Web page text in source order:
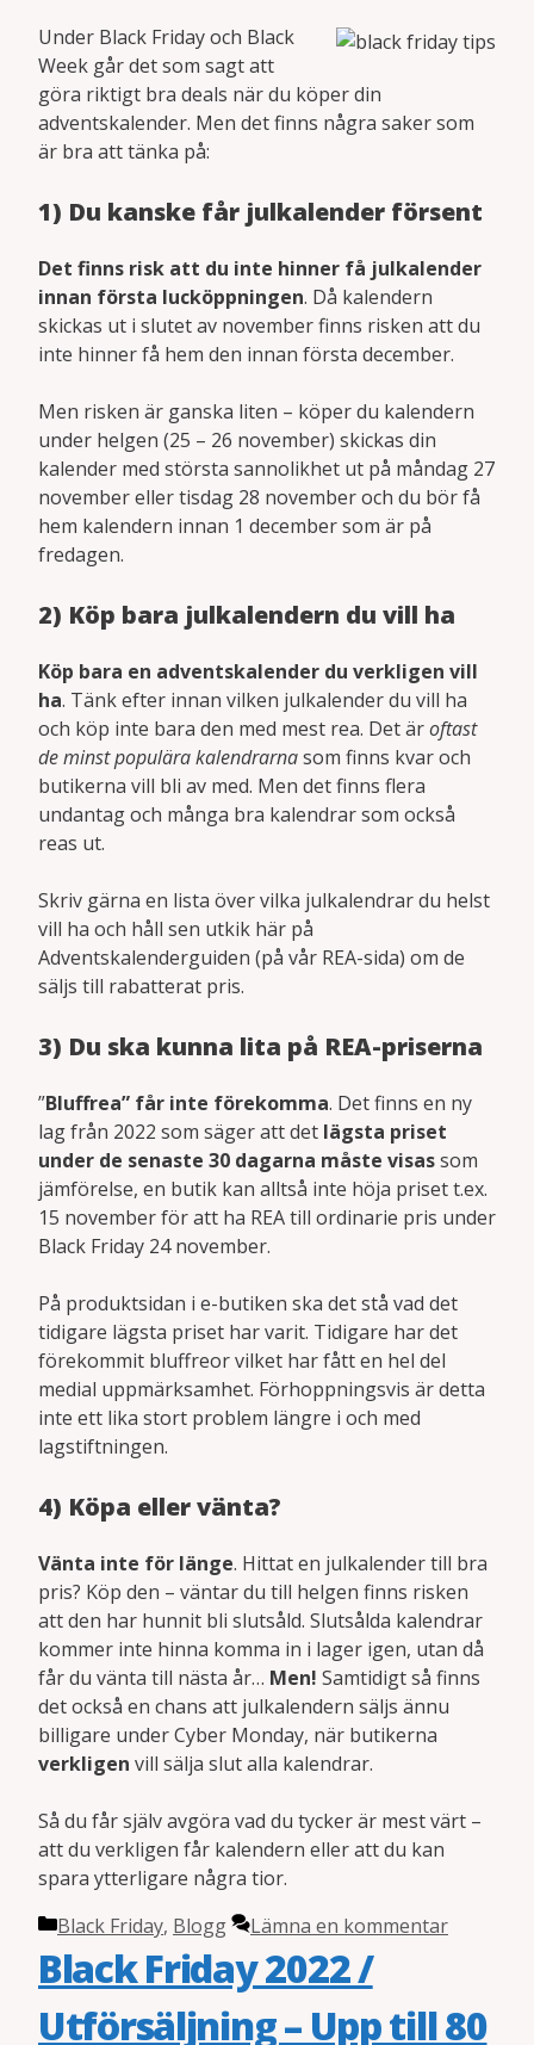
Under Black Friday och Black
Week går det som sagt att
göra riktigt bra deals när du köper din
adventskalender. Men det finns några saker som
är bra att tänka på:
1) Du kanske får julkalender försent
Det finns risk att du inte hinner få julkalender
innan första lucköppningen. Då kalendern
skickas ut i slutet av november finns risken att du
inte hinner få hem den innan första december.
Men risken är ganska liten – köper du kalendern
under helgen (25 – 26 november) skickas din
kalender med största sannolikhet ut på måndag 27
november eller tisdag 28 november och du bör få
hem kalendern innan 1 december som är på
fredagen.
2) Köp bara julkalendern du vill ha
Köp bara en adventskalender du verkligen vill
ha. Tänk efter innan vilken julkalender du vill ha
och köp inte bara den med mest rea. Det äroftast
de minst populära kalendrarnasom finns kvar och
butikerna vill bli av med. Men det finns flera
undantag och många bra kalendrar som också
reas ut.
Skriv gärna en lista över vilka julkalendrar du helst
vill ha och håll sen utkik här på
Adventskalenderguiden (på vår REA-sida) om de
säljs till rabatterat pris.
3) Du ska kunna lita på REA-priserna
”Bluffrea” får inte förekomma. Det finns en ny
lag från 2022 som säger att det lägsta priset
under de senaste 30 dagarna måste visassom
jämförelse, en butik kan alltså inte höja priset t.ex.
15 november för att ha REA till ordinarie pris under
Black Friday 24 november.
På produktsidan i e-butiken ska det stå vad det
tidigare lägsta priset har varit. Tidigare har det
förekommit bluffreor vilket har fått en hel del
medial uppmärksamhet. Förhoppningsvis är detta
inte ett lika stort problem längre i och med
lagstiftningen.
4) Köpa eller vänta?
Vänta inte för länge. Hittat en julkalender till bra
pris? Köp den – väntar du till helgen finns risken
att den har hunnit bli slutsåld. Slutsålda kalendrar
kommer inte hinna komma in i lager igen, utan då
får du vänta till nästa år… Men! Samtidigt så finns
det också en chans att julkalendern säljs ännu
billigare under Cyber Monday, när butikerna
verkligen vill sälja slut alla kalendrar.
Så du får själv avgöra vad du tycker är mest värt –
att du verkligen får kalendern eller att du kan
spara ytterligare några tior.
Kategorier
Black Friday, Blogg Lämna en kommentar
Black Friday 2022 /
Utförsäljning – Upp till 80